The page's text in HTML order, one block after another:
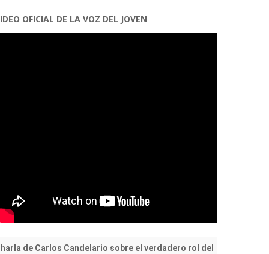
OFICIAL DE LA VOZ DEL JOVEN
de Carlos Candelario sobre el verdadero rol del